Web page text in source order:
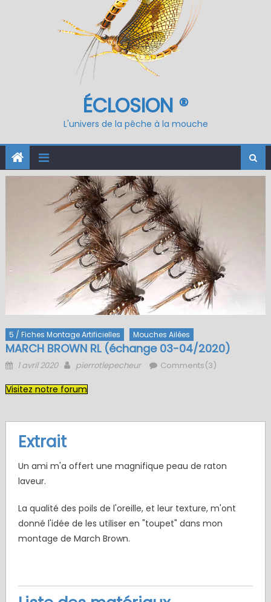
ÉCLOSION ®
L'univers de la pêche à la mouche
5 / Fiches Montage Artificielles Mouches Ailées
MARCH BROWN RL (échange 03-04/2020)
Posted
1 avril 2020 Author
pierrotlepecheur Comments(3)
Visitez notre forum
Extrait
Un ami m'a offert une magnifique peau de raton
laveur.
La qualité des poils de l'oreille, et leur texture, m'ont
donné l'idée de les utiliser en "toupet" dans mon
montage de March Brown.